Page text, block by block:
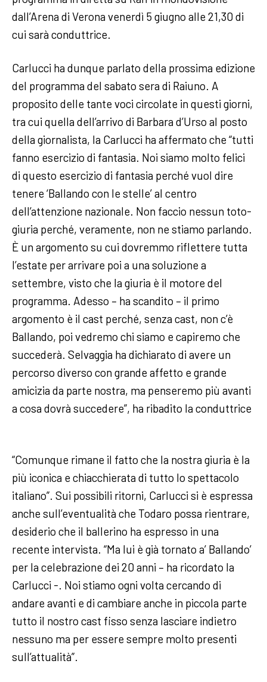
dall’Arena di Verona venerdì 5 giugno alle 21,30 di
cui sarà conduttrice.
Carlucci ha dunque parlato della prossima edizione
del programma del sabato sera di Raiuno. A
proposito delle tante voci circolate in questi giorni,
tra cui quella dell’arrivo di Barbara d’Urso al posto
della giornalista, la Carlucci ha affermato che “tutti
fanno esercizio di fantasia. Noi siamo molto felici
di questo esercizio di fantasia perché vuol dire
tenere ‘Ballando con le stelle’ al centro
dell’attenzione nazionale. Non faccio nessun toto-
giuria perché, veramente, non ne stiamo parlando.
È un argomento su cui dovremmo riflettere tutta
l’estate per arrivare poi a una soluzione a
settembre, visto che la giuria è il motore del
programma. Adesso – ha scandito – il primo
argomento è il cast perché, senza cast, non c’è
Ballando, poi vedremo chi siamo e capiremo che
succederà. Selvaggia ha dichiarato di avere un
percorso diverso con grande affetto e grande
amicizia da parte nostra, ma penseremo più avanti
a cosa dovrà succedere”, ha ribadito la conduttrice
“Comunque rimane il fatto che la nostra giuria è la
più iconica e chiacchierata di tutto lo spettacolo
italiano”. Sui possibili ritorni, Carlucci si è espressa
anche sull’eventualità che Todaro possa rientrare,
desiderio che il ballerino ha espresso in una
recente intervista. “Ma lui è già tornato a’ Ballando’
per la celebrazione dei 20 anni – ha ricordato la
Carlucci -. Noi stiamo ogni volta cercando di
andare avanti e di cambiare anche in piccola parte
tutto il nostro cast fisso senza lasciare indietro
nessuno ma per essere sempre molto presenti
sull’attualità”.